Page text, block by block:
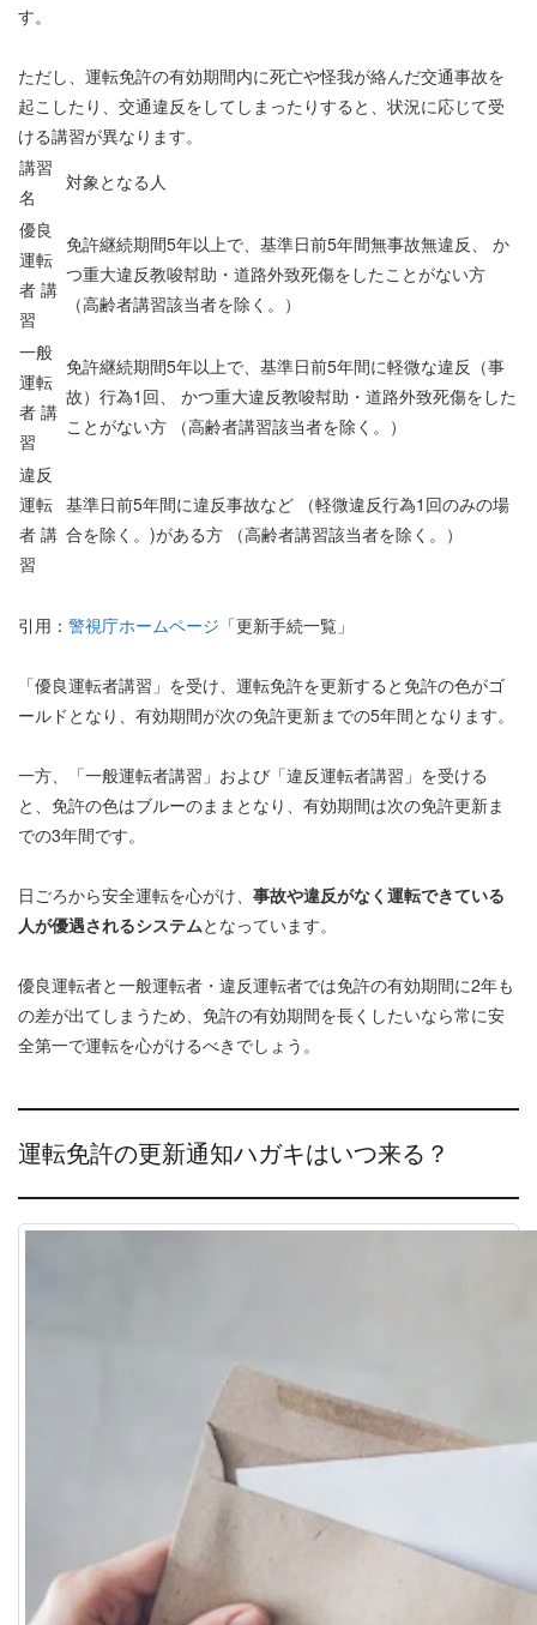
す。
ただし、運転免許の有効期間内に死亡や怪我が絡んだ交通事故を
起こしたり、交通違反をしてしまったりすると、状況に応じて受
ける講習が異なります。
講習
名
対象となる人
優良
運転
者 講
習
免許継続期間5年以上で、基準日前5年間無事故無違反、 か
つ重大違反教唆幇助・道路外致死傷をしたことがない方
（高齢者講習該当者を除く。）
一般
運転
者 講
習
免許継続期間5年以上で、基準日前5年間に軽微な違反（事
故）行為1回、 かつ重大違反教唆幇助・道路外致死傷をした
ことがない方 （高齢者講習該当者を除く。）
違反
運転
者 講
習
基準日前5年間に違反事故など （軽微違反行為1回のみの場
合を除く。)がある方 （高齢者講習該当者を除く。）
引用： 警視庁ホームページ 「更新手続一覧」
「優良運転者講習」を受け、運転免許を更新すると免許の色がゴ
ールドとなり、有効期間が次の免許更新までの5年間となります。
一方、「一般運転者講習」および「違反運転者講習」を受ける
と、免許の色はブルーのままとなり、有効期間は次の免許更新ま
での3年間です。
日ごろから安全運転を心がけ、 事故や違反がなく運転できている
人が優遇されるシステムとなっています。
優良運転者と一般運転者・違反運転者では免許の有効期間に2年も
の差が出てしまうため、免許の有効期間を長くしたいなら常に安
全第一で運転を心がけるべきでしょう。
運転免許の更新通知ハガキはいつ来る？